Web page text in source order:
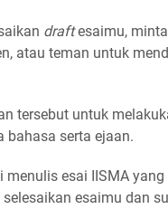
draftesaimu,
atau teman untuk
tersebut untuk
bahasa serta ejaan.
menulis esai IISMA
selesaikan esaimu dan